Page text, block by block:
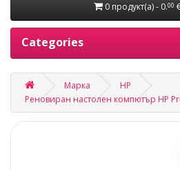
0 продукт(а) - 0.00
Categories
Марка
HP
Реновиран настолен компютър HP